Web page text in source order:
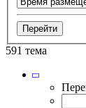
591 тема
Страница